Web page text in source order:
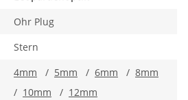
Ohr Plug
Stern
4mm / 5mm / 6mm / 8mm
/ 10mm / 12mm